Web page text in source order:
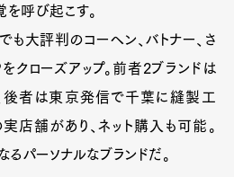
呼び起こす。
も大評判のコーヘン、バトナー、さ
クローズアップ。前者2ブランドは
後者は東京発信で千葉に縫製工
店舗があり、ネット購入も可能。
パーソナルなブランドだ。